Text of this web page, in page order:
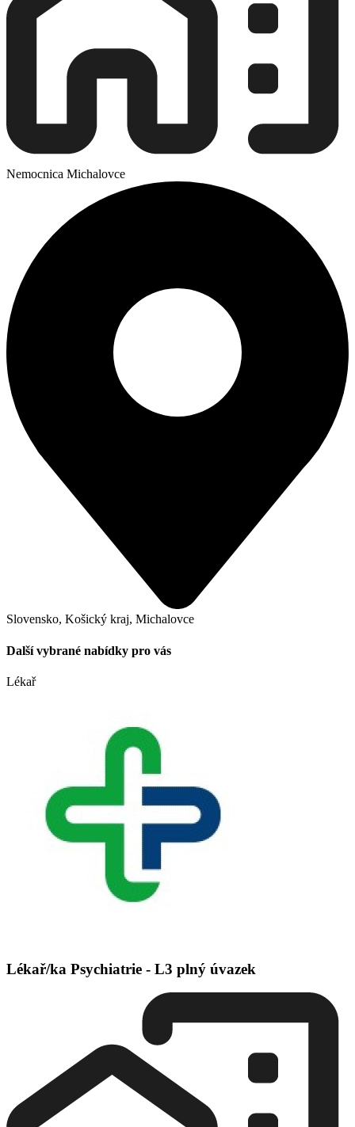
Nemocnica Michalovce
Slovensko, Košický kraj, Michalovce
Další vybrané nabídky pro vás
Lékař
Lékař/ka Psychiatrie - L3 plný úvazek